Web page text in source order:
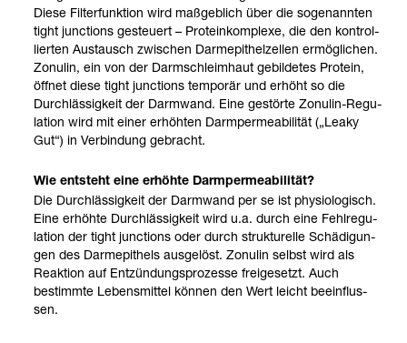
Diese Fil­ter­funk­tion wird maß­geb­lich über die soge­nann­ten
tight junc­tions gesteu­ert – Pro­te­in­kom­plexe, die den kon­trol­
lier­ten Aus­tausch zwi­schen Darm­epi­thel­zel­len ermög­li­chen.
Zonu­lin, ein von der Darm­schleim­haut gebil­de­tes Pro­tein,
öff­net diese tight junc­tions tem­po­rär und erhöht so die
Durch­läs­sig­keit der Darm­wand. Eine gestörte Zonu­lin-​Regu­
la­tion wird mit einer erhöh­ten Darm­per­mea­bi­li­tät („Leaky
Gut“) in Ver­bin­dung gebracht.
Wie ent­steht eine erhöhte Darm­per­mea­bi­li­tät?
Die Durch­läs­sig­keit der Darm­wand per se ist phy­sio­lo­gisch.
Eine erhöhte Durch­läs­sig­keit wird u.a. durch eine Fehl­re­gu­
la­tion der tight junc­tions oder durch struk­tu­relle Schä­di­gun­
gen des Darm­epi­thels aus­ge­löst. Zonu­lin selbst wird als
Reak­tion auf Ent­zün­dungs­pro­zesse frei­ge­setzt. Auch
bestimmte Lebens­mit­tel kön­nen den Wert leicht beein­flus­
sen.